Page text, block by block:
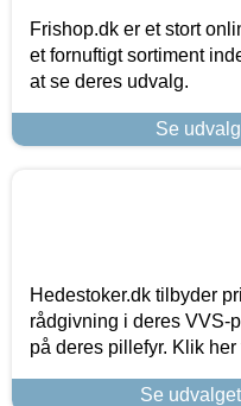
Frishop.dk er et stort
et fornuftigt sortiment
at se deres udvalg.
Se
Hedestoker.dk tilbyder
rådgivning i deres VVS-
på deres pillefyr. Klik
Se